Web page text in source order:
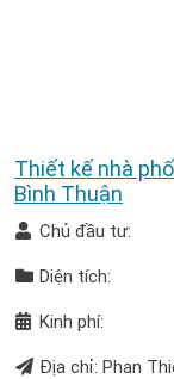
Thiết kế nhà
Bình Thuận
Chủ đầu tư:
Diện tích:
Kinh phí:
Địa chỉ: Phan